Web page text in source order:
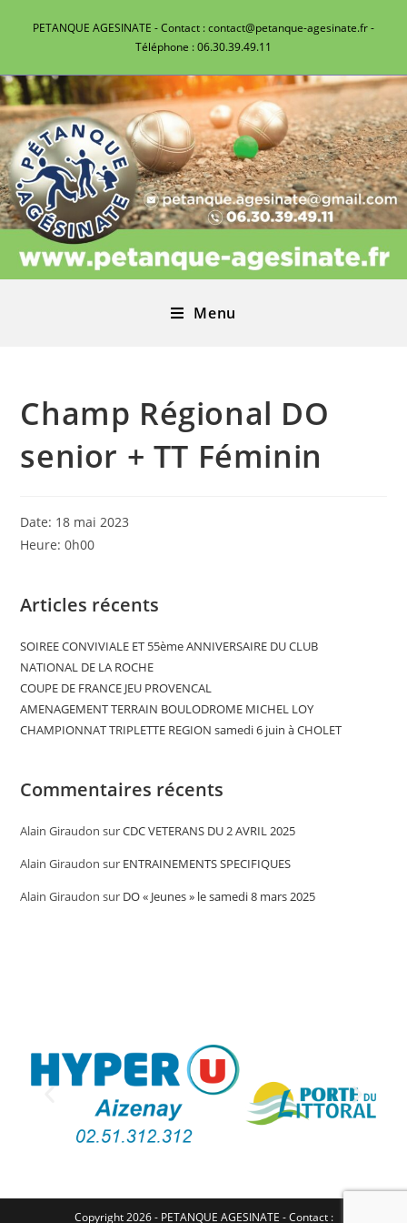
PETANQUE AGESINATE - Contact : contact@petanque-agesinate.fr -
Téléphone : 06.30.39.49.11
Menu
Champ Régional DO
senior + TT Féminin
Date: 18 mai 2023
Heure:0h00
Articles récents
SOIREE CONVIVIALE ET 55ème ANNIVERSAIRE DU CLUB
NATIONAL DE LA ROCHE
COUPE DE FRANCE JEU PROVENCAL
AMENAGEMENT TERRAIN BOULODROME MICHEL LOY
CHAMPIONNAT TRIPLETTE REGION samedi 6 juin à CHOLET
Commentaires récents
Alain Giraudon surCDC VETERANS DU 2 AVRIL 2025
Alain Giraudon sur ENTRAINEMENTS SPECIFIQUES
Alain Giraudon sur DO « Jeunes » le samedi 8 mars 2025
Copyright 2026 - PETANQUE AGESINATE - Contact :